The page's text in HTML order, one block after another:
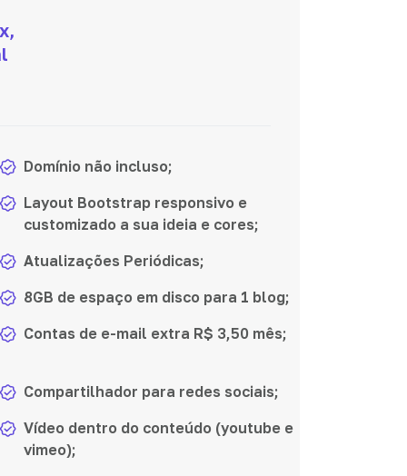
Domínio não incluso;
Layout Bootstrap responsivo e
customizado a sua ideia e cores;
Atualizações Periódicas;
8GB de espaço em disco para 1 blog;
Contas de e-mail extra R$ 3,50 mês;
Compartilhador para redes sociais;
Vídeo dentro do conteúdo (youtube e
vimeo);